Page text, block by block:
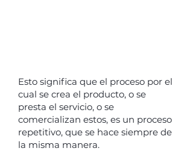
Esto significa que el proceso por el
cual se crea el producto, o se
presta el servicio, o se
comercializan estos, es un proceso
repetitivo, que se hace siempre de
la misma manera.